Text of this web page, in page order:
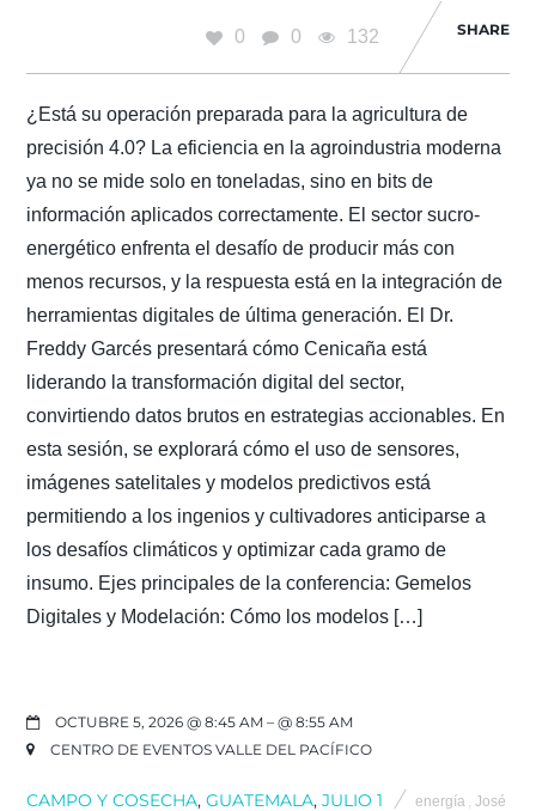
0 0 132 SHARE
¿Está su operación preparada para la agricultura de
precisión 4.0? La eficiencia en la agroindustria moderna
ya no se mide solo en toneladas, sino en bits de
información aplicados correctamente. El sector sucro-
energético enfrenta el desafío de producir más con
menos recursos, y la respuesta está en la integración de
herramientas digitales de última generación. El Dr.
Freddy Garcés presentará cómo Cenicaña está
liderando la transformación digital del sector,
convirtiendo datos brutos en estrategias accionables. En
esta sesión, se explorará cómo el uso de sensores,
imágenes satelitales y modelos predictivos está
permitiendo a los ingenios y cultivadores anticiparse a
los desafíos climáticos y optimizar cada gramo de
insumo. Ejes principales de la conferencia: Gemelos
Digitales y Modelación: Cómo los modelos […]
OCTUBRE 5, 2026 @ 8:45 AM– @ 8:55 AM
CENTRO DE EVENTOS VALLE DEL PACÍFICO
CAMPO Y COSECHA,GUATEMALA,JULIO 1 energía ,José